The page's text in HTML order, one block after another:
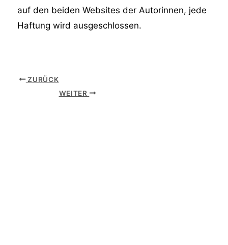
auf den beiden Websites der Autorinnen, jede
Haftung wird ausgeschlossen.
ZURÜCK
WEITER